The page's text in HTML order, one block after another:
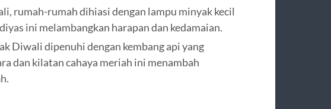
rumah-rumah dihiasi dengan lampu minyak kecil
ini melambangkan harapan dan kedamaian.
Diwali dipenuhi dengan kembang api yang
dan kilatan cahaya meriah ini menambah